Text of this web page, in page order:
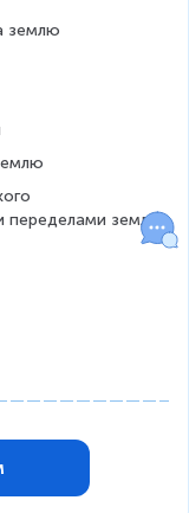
землю
переделами земли